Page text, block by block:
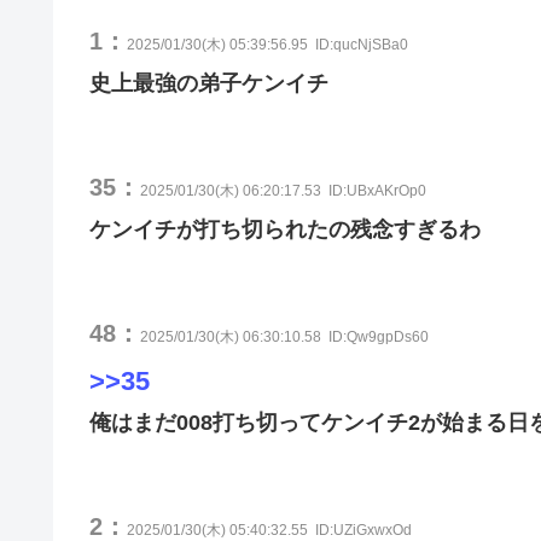
1： 2025/01/30(木) 05:39:56.95 ID:qucNjSBa0
史上最強の弟子ケンイチ
35： 2025/01/30(木) 06:20:17.53 ID:UBxAKrOp0
ケンイチが打ち切られたの残念すぎるわ
48： 2025/01/30(木) 06:30:10.58 ID:Qw9gpDs60
>>35
俺はまだ008打ち切ってケンイチ2が始まる日
2： 2025/01/30(木) 05:40:32.55 ID:UZiGxwxOd